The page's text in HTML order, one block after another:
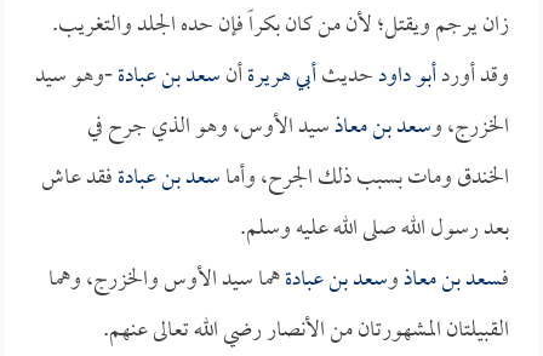
زان يرجم ويقتل؛ لأن من كان بكراً فإن حده الجلد والتغريب.
وقد أوردأبو داودحديثأبي هريرةأنسعد بن عبادة-وهو سيد
الخزرج، وسعد بن معاذسيد الأوس، وهو الذي جرح في
الخندق ومات بسبب ذلك الجرح، وأماسعد بن عبادةفقد عاش
بعد رسول الله صلى الله عليه وسلم.
فـسعد بن معاذوسعد بن عبادةهما سيد الأوس والخزرج، وهما
القبيلتان المشهورتان من الأنصار رضي الله تعالى عنهم.